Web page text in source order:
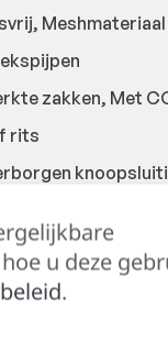
zakken, Met
rits
bedrijfslogo.
Beenzak
u deze
.